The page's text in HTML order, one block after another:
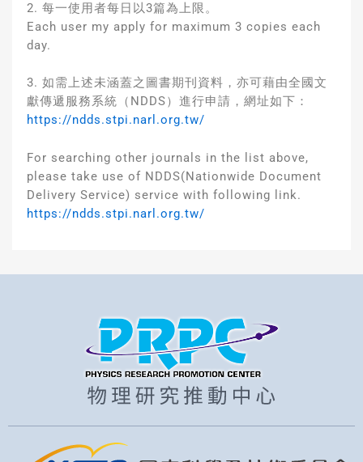
2. 每一使用者每日以3篇為上限。
Each user my apply for maximum 3 copies each
day.
3. 如需上述未涵蓋之圖書期刊資料，亦可藉由全國文
獻傳遞服務系統（NDDS）進行申請，網址如下：
https://ndds.stpi.narl.org.tw/
For searching other journals in the list above,
please take use of NDDS(Nationwide Document
Delivery Service) service with following link.
https://ndds.stpi.narl.org.tw/